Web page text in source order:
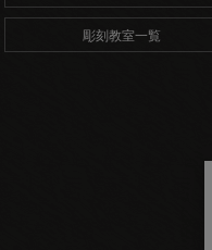
彫刻教室一覧